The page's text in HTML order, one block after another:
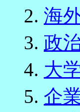
2. 海
3. 政
4. 大
5. 企